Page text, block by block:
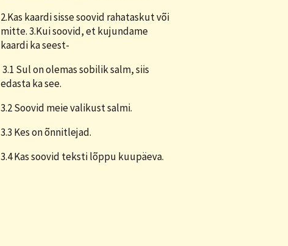
2.Kas kaardi sisse soovid rahataskut või
mitte. 3.Kui soovid, et kujundame
kaardi ka seest-
3.1 Sul on olemas sobilik salm, siis
edasta ka see.
3.2 Soovid meie valikust salmi.
3.3 Kes on õnnitlejad.
3.4 Kas soovid teksti lõppu kuupäeva.